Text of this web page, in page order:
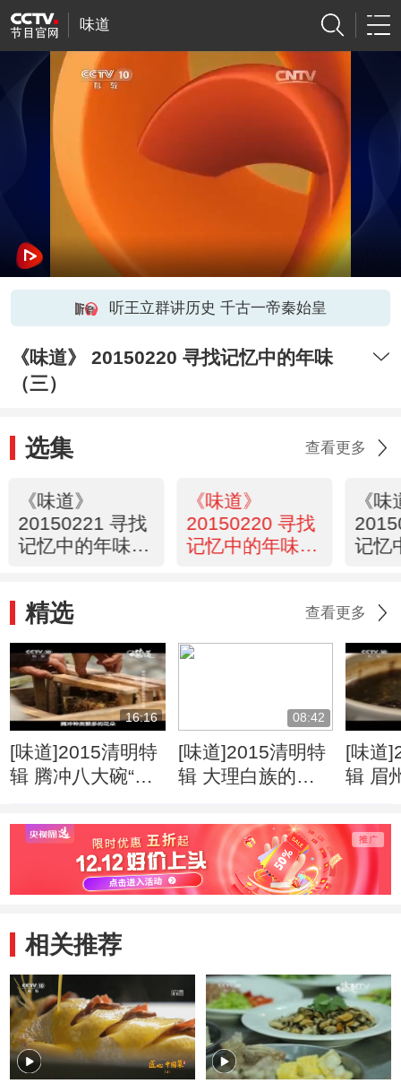
味道
听王立群讲历史 千古一帝秦始皇
《味道》 20150220 寻找记忆中的年味
（三）
选集 查看更多
《味道》
20150221 寻找
记忆中的年味
《味道》
20150220 寻找
记忆中的年味
《
记忆
精选 查看更多
16:16
[味道]2015清明特
辑 腾冲八大碗“重
南腾冲
08:42
[味道]2015清明特
辑 大理白族的猪
大理
[味道
辑 眉
相关推荐